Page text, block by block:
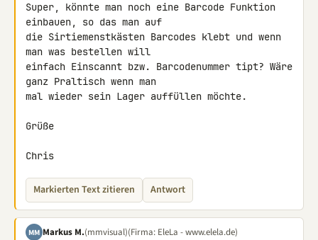
Super, könnte man noch eine Barcode Funktion
einbauen, so das man auf
die Sirtiemenstkästen Barcodes klebt und wenn
man was bestellen will
einfach Einscannt bzw. Barcodenummer tipt? Wäre
ganz Praltisch wenn man
mal wieder sein Lager auffüllen möchte.
Grüße
Chris
Markierten Text zitieren Antwort
MM Markus M.(mmvisual)(Firma: EleLa - www.elela.de)